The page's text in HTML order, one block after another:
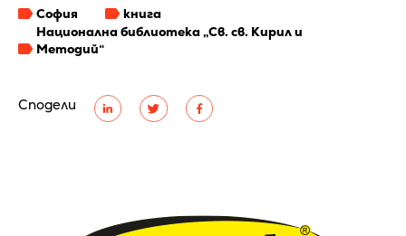
Сподели
София
книга
Национална библиотека „Св. св. Кирил и
Методий“